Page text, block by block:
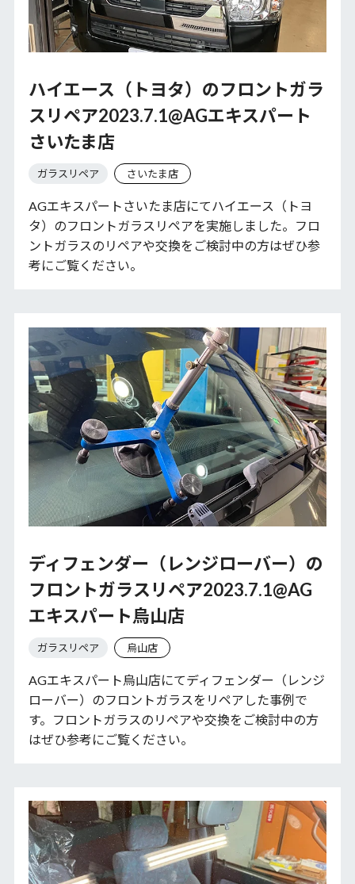
ハイエース（トヨタ）のフロントガラ
スリペア2023.7.1@AGエキスパート
さいたま店
ガラスリペア さいたま店
AGエキスパートさいたま店にてハイエース（トヨ
タ）のフロントガラスリペアを実施しました。フロ
ントガラスのリペアや交換をご検討中の方はぜひ参
考にご覧ください。
ディフェンダー（レンジローバー）の
フロントガラスリペア2023.7.1@AG
エキスパート烏山店
ガラスリペア 烏山店
AGエキスパート烏山店にてディフェンダー（レンジ
ローバー）のフロントガラスをリペアした事例で
す。フロントガラスのリペアや交換をご検討中の方
はぜひ参考にご覧ください。